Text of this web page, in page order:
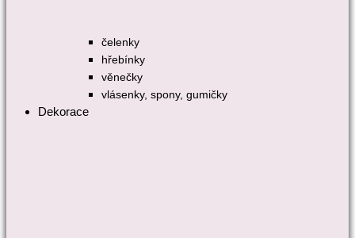
čelenky
hřebínky
věnečky
vlásenky, spony, gumičky
Dekorace